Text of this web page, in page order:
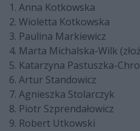
1. Anna Kotkowska
2. Wioletta Kotkowska
3. Paulina Markiewicz
4. Marta Michalska-Wilk
5. Katarzyna Pastuszka-
6. Artur Standowicz
7. Agnieszka Stolarczyk
8. Piotr Szprendałowicz
9. Robert Utkowski